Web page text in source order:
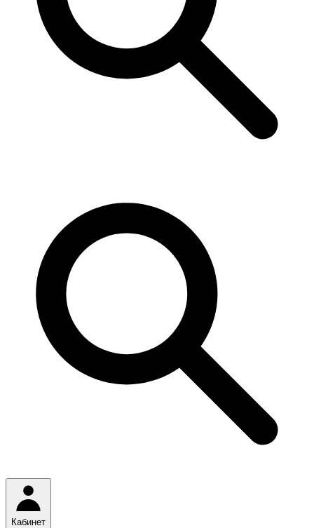
Кабинет